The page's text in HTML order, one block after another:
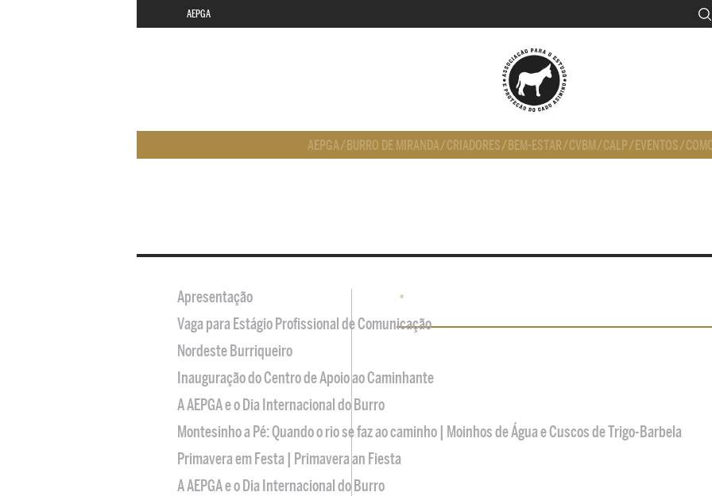
AEPGA
AEPGA/ BURRO DE MIRANDA/CRIADORES/ BEM-ESTAR/CVBM/CALP/ EVENTOS/
•
Apresentação
Vaga para Estágio Profissional de Comunicação
Nordeste Burriqueiro
Inauguração do Centro de Apoio ao Caminhante
A AEPGA e o Dia Internacional do Burro
Montesinho a Pé: Quando o rio se faz ao caminho | Moinhos de Água e Cuscos de Trigo-Barbela
Primavera em Festa | Primavera an Fiesta
A AEPGA e o Dia Internacional do Burro